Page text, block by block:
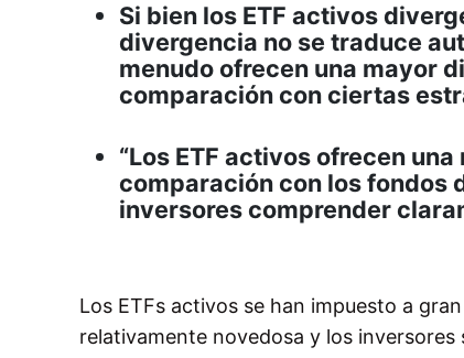
Si bien los ETF activos
divergencia no se traduce
menudo ofrecen una mayor
comparación con ciertas
“Los ETF activos ofrecen
comparación con los fondos
inversores comprender
Los ETFs activos se han impuesto a
relativamente novedosa y los